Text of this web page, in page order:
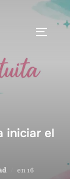
iniciar el
en 16